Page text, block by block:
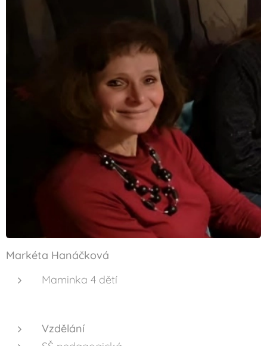
Markéta Hanáčková
Maminka 4 dětí
Vzdělání